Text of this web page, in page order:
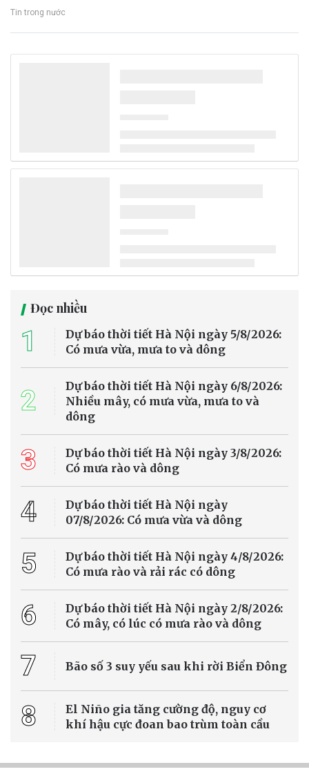
Tin trong nước
Đà Nẵng xử phạt hơn 1,8 tỷ đồng các vi phạm
về môi trường trên địa bàn TP Đà Nẵng tiếp tục được triển khai
vụ vi phạm hành chính với tổng số tiền phạt hơn 1,8 tỷ đồng.
Pháp luật môi trường
Xem tử vi hôm nay, tử vi 12 con giáp ngày
07/8/2026: Tuổi Sửu tài lộc ở mức trung bình
sức khỏe. Một số con giáp gặp cơ hội bứt phá về sự nghiệp, tài lộc
khởi sắc, trong khi một số khác cần thận trọng trước thị phi, tình
Cuộc sống xanh
đất